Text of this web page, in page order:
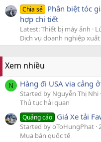
Chia sẻ Phân biệt tóc
hợp chi tiết
Latest: Thiết bị máy ảnh
Dịch vụ doanh nghiệp
Xem nhiều
N Hàng đi USA via cảng
Started by Nguyễn Thị Nhi
Thủ tục hải quan
Quảng cáo Giá Xe tải
Started by oToHungPhat
Mua bán quốc tế